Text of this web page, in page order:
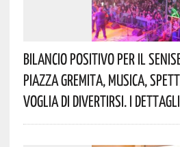
Bilancio Positivo Per Il
Piazza Gremita, Musica,
Voglia Di Divertirsi. I Dettagli